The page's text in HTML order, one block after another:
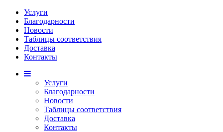
Услуги
Благодарности
Новости
Таблицы соответствия
Доставка
Контакты
Услуги
Благодарности
Новости
Таблицы соответствия
Доставка
Контакты